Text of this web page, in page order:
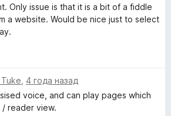
Only issue is that it is a bit of a fiddle
a website. Would be nice just to select
Tuke 4 года назад
voice, and can play pages which
reader view.